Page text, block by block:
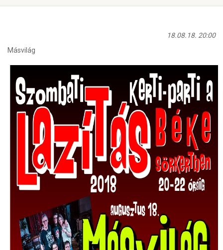
18.08.18. 20:00
Másvilág